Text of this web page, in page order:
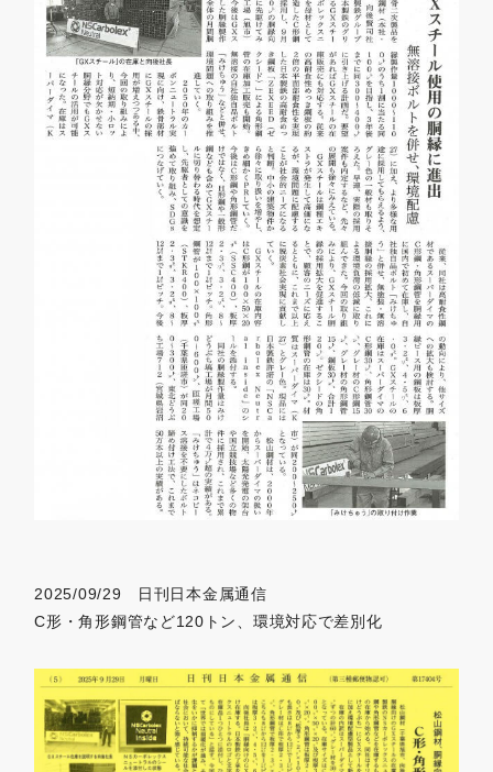
2025/09/29 日刊日本金属通信
C形・角形鋼管など120トン、環境対応で差別化